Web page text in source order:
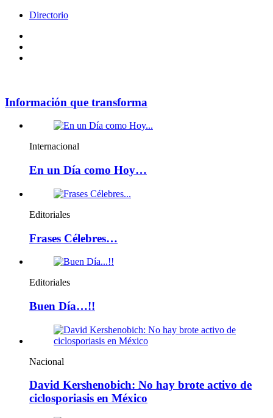
Directorio
Información que transforma
Internacional
En un Día como Hoy…
Editoriales
Frases Célebres…
Editoriales
Buen Día…!!
Nacional
David Kershenobich: No hay brote activo de
ciclosporiasis en México